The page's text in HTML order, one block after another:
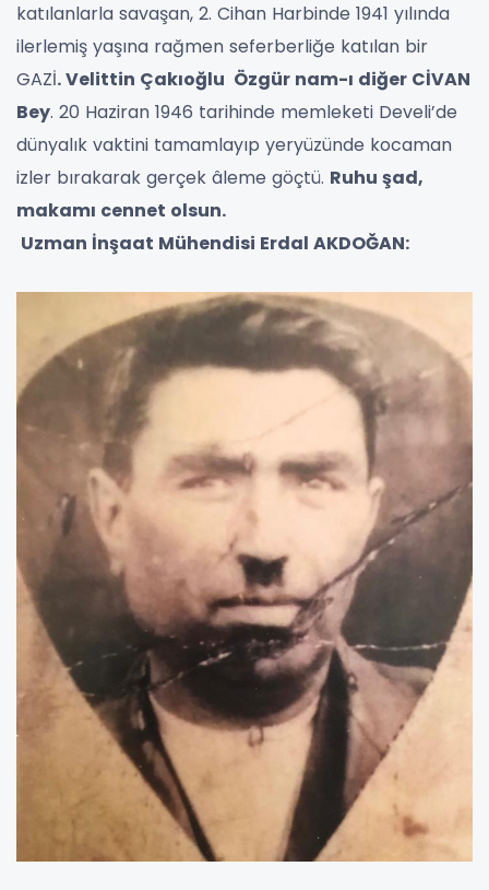
katılanlarla savaşan, 2. Cihan Harbinde 1941 yılında
ilerlemiş yaşına rağmen seferberliğe katılan bir
GAZİ. Velittin Çakıoğlu Özgür nam-ı diğer CİVAN
Bey. 20 Haziran 1946 tarihinde memleketi Develi’de
dünyalık vaktini tamamlayıp yeryüzünde kocaman
izler bırakarak gerçek âleme göçtü. Ruhu şad,
makamı cennet olsun.
Uzman İnşaat Mühendisi Erdal AKDOĞAN: